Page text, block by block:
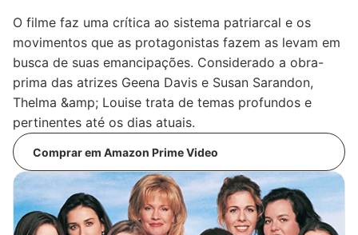
O filme faz uma crítica ao sistema patriarcal e os
movimentos que as protagonistas fazem as levam em
busca de suas emancipações. Considerado a obra-
prima das atrizes Geena Davis e Susan Sarandon,
Thelma &amp; Louise trata de temas profundos e
pertinentes até os dias atuais.
Comprar em Amazon Prime Video